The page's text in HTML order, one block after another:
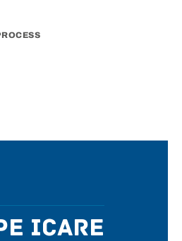
Icare